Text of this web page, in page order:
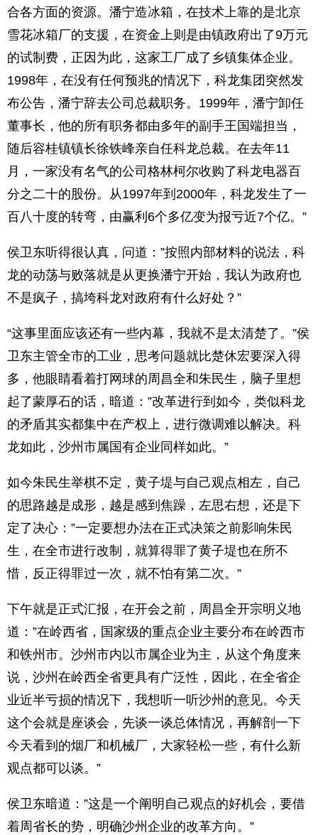
合各方面的资源。潘宁造冰箱，在技术上靠的是北京
雪花冰箱厂的支援，在资金上则是由镇政府出了9万元
的试制费，正因为此，这家工厂成了乡镇集体企业。
1998年，在没有任何预兆的情况下，科龙集团突然发
布公告，潘宁辞去公司总裁职务。1999年，潘宁卸任
董事长，他的所有职务都由多年的副手王国端担当，
随后容桂镇镇长徐铁峰亲自任科龙总裁。在去年11
月，一家没有名气的公司格林柯尔收购了科龙电器百
分之二十的股份。从1997年到2000年，科龙发生了一
百八十度的转弯，由赢利6个多亿变为报亏近7个亿。”
侯卫东听得很认真，问道：”按照内部材料的说法，科
龙的动荡与败落就是从更换潘宁开始，我认为政府也
不是疯子，搞垮科龙对政府有什么好处？”
“这事里面应该还有一些内幕，我就不是太清楚了。”侯
卫东主管全市的工业，思考问题就比楚休宏要深入得
多，他眼睛看着打网球的周昌全和朱民生，脑子里想
起了蒙厚石的话，暗道：”改革进行到如今，类似科龙
的矛盾其实都集中在产权上，进行微调难以解决。科
龙如此，沙州市属国有企业同样如此。”
如今朱民生举棋不定，黄子堤与自己观点相左，自己
的思路越是成形，越是感到焦躁，左思右想，还是下
定了决心：”一定要想办法在正式决策之前影响朱民
生，在全市进行改制，就算得罪了黄子堤也在所不
惜，反正得罪过一次，就不怕有第二次。”
下午就是正式汇报，在开会之前，周昌全开宗明义地
道：”在岭西省，国家级的重点企业主要分布在岭西市
和铁州市。沙州市内以市属企业为主，从这个角度来
说，沙州在岭西全省更具有广泛性，因此，在全省企
业近半亏损的情况下，我想听一听沙州的意见。今天
这个会就是座谈会，先谈一谈总体情况，再解剖一下
今天看到的烟厂和机械厂，大家轻松一些，有什么新
观点都可以谈。”
侯卫东暗道：”这是一个阐明自己观点的好机会，要借
着周省长的势，明确沙州企业的改革方向。”